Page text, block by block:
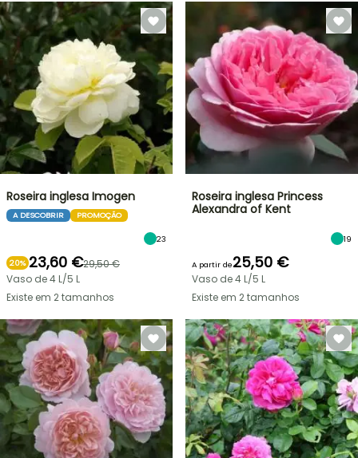
Roseira inglesa Imogen
A DESCOBRIR PROMOÇÃO
23
20% 23,60 €29,50 €
Vaso de 4 L/5 L
Existe em 2 tamanhos
Roseira inglesa Princess
Alexandra of Kent
19
A partir de25,50 €
Vaso de 4 L/5 L
Existe em 2 tamanhos